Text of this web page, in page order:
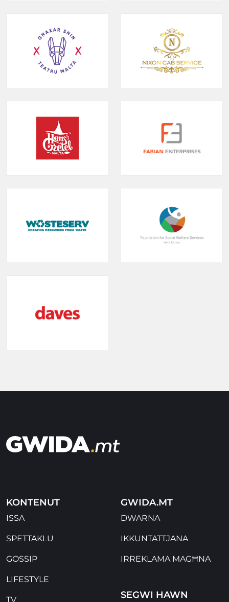
KONTENUT
ISSA
SPETTAKLU
GOSSIP
LIFESTYLE
TV
GWIDA.MT
DWARNA
IKKUNTATTJANA
IRREKLAMA MAGĦNA
SEGWI HAWN